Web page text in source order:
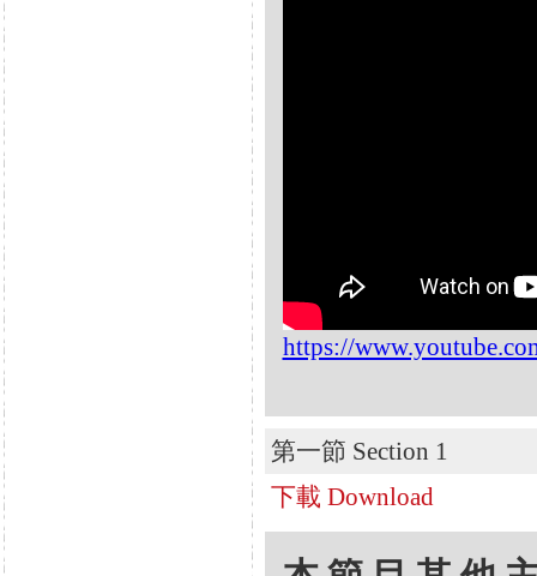
https://
第一節 Section 1
下載 Download